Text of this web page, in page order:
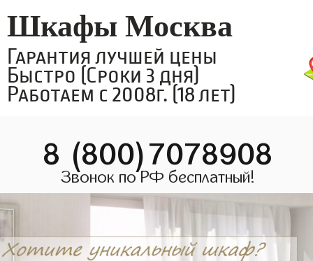
Шкафы Москва
Гарантия лучшей цены
Быстро (Сроки 3 дня)
Работаем с 2008г. (18 лет)
8 (800)7078908
Звонок по РФ бесплатный!